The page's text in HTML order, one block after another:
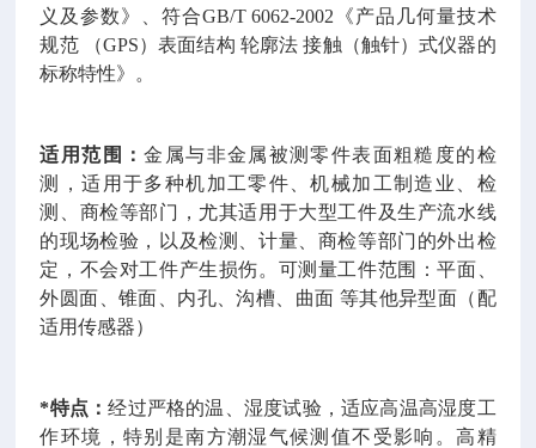
义及参数》、符合GB/T 6062-2002《产品几何量技术
规范 （GPS）表面结构 轮廓法 接触（触针）式仪器的
标称特性》。
适用范围：金属与非金属被测零件表面粗糙度的检
测，适用于多种机加工零件、机械加工制造业、检
测、商检等部门，尤其适用于大型工件及生产流水线
的现场检验，以及检测、计量、商检等部门的外出检
定，不会对工件产生损伤。可测量工件范围：平面、
外圆面、锥面、内孔、沟槽、曲面 等其他异型面（配
适用传感器）
*特点：经过严格的温、湿度试验，适应高温高湿度工
作环境，特别是南方潮湿气候测值不受影响。高精